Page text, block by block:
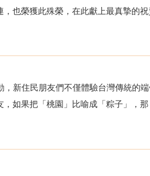
也榮獲此殊榮，在此獻上最真摯的祝
新住民朋友們不僅體驗台灣傳統的
如果把「桃園」比喻成「粽子」，